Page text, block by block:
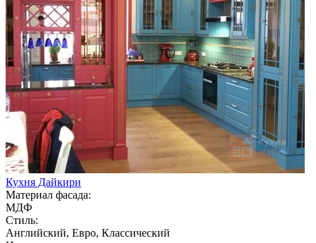
Кухня Дайкири
Материал фасада:
МДФ
Стиль:
Английский, Евро, Классический